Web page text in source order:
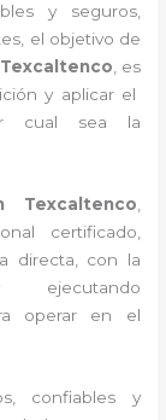
y seguros,
el objetivo de
, es
y aplicar el
cual sea la
Texcaltenco
certificado,
directa, con la
ejecutando
operar en el
confiables y